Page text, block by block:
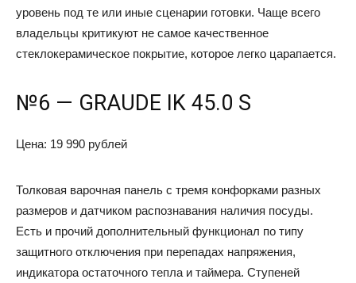
уровень под те или иные сценарии готовки. Чаще всего
владельцы критикуют не самое качественное
стеклокерамическое покрытие, которое легко царапается.
№6 — GRAUDE IK 45.0 S
Цена: 19 990 рублей
Толковая варочная панель с тремя конфорками разных
размеров и датчиком распознавания наличия посуды.
Есть и прочий дополнительный функционал по типу
защитного отключения при перепадах напряжения,
индикатора остаточного тепла и таймера. Ступеней